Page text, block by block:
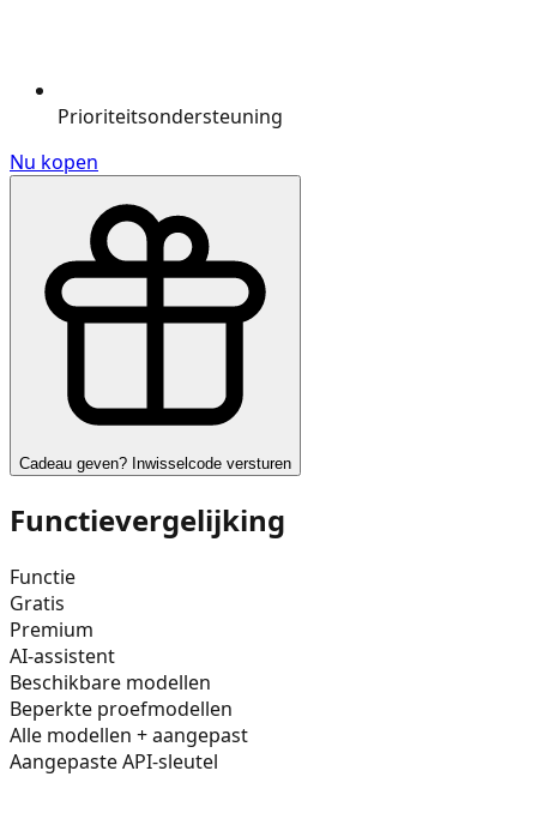
Prioriteitsondersteuning
Nu kopen
Cadeau geven? Inwisselcode versturen
Functievergelijking
Functie
Gratis
Premium
AI-assistent
Beschikbare modellen
Beperkte proefmodellen
Alle modellen + aangepast
Aangepaste API-sleutel